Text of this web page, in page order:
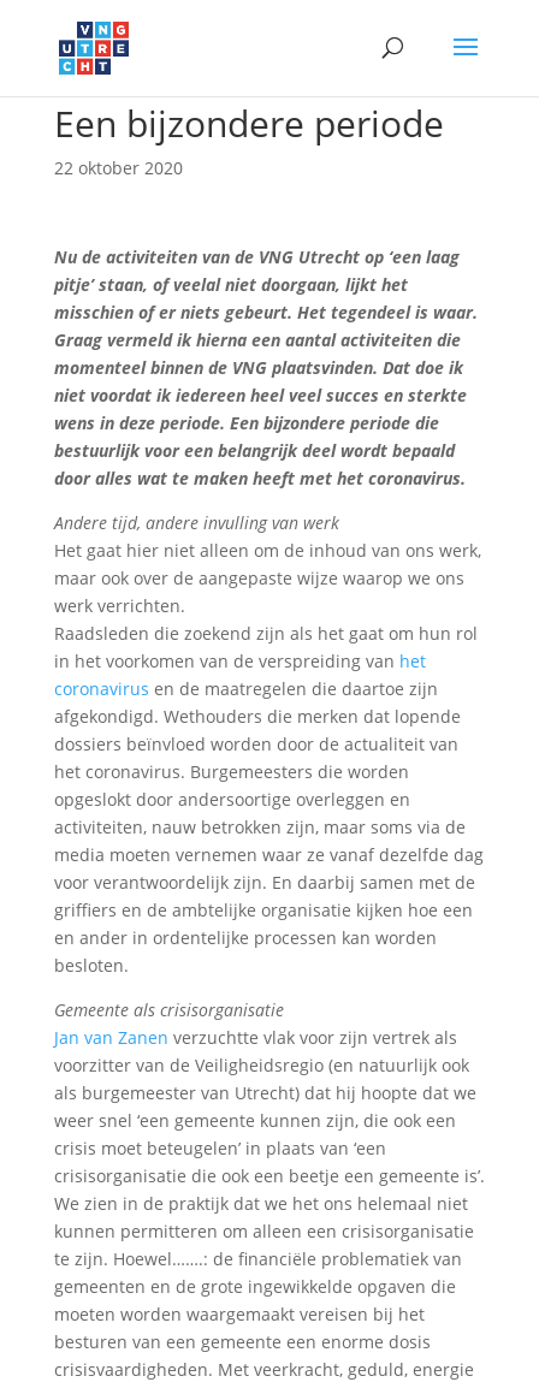
Een bijzondere periode
22 oktober 2020
Nu de activiteiten van de VNG Utrecht op ‘een laag
pitje’ staan, of veelal niet doorgaan, lijkt het
misschien of er niets gebeurt. Het tegendeel is waar.
Graag vermeld ik hierna een aantal activiteiten die
momenteel binnen de VNG plaatsvinden. Dat doe ik
niet voordat ik iedereen heel veel succes en sterkte
wens in deze periode. Een bijzondere periode die
bestuurlijk voor een belangrijk deel wordt bepaald
door alles wat te maken heeft met het coronavirus.
Andere tijd, andere invulling van werk
Het gaat hier niet alleen om de inhoud van ons werk,
maar ook over de aangepaste wijze waarop we ons
werk verrichten.
Raadsleden die zoekend zijn als het gaat om hun rol
in het voorkomen van de verspreiding van het
coronavirus en de maatregelen die daartoe zijn
afgekondigd. Wethouders die merken dat lopende
dossiers beïnvloed worden door de actualiteit van
het coronavirus. Burgemeesters die worden
opgeslokt door andersoortige overleggen en
activiteiten, nauw betrokken zijn, maar soms via de
media moeten vernemen waar ze vanaf dezelfde dag
voor verantwoordelijk zijn. En daarbij samen met de
griffiers en de ambtelijke organisatie kijken hoe een
en ander in ordentelijke processen kan worden
besloten.
Gemeente als crisisorganisatie
Jan van Zanen verzuchtte vlak voor zijn vertrek als
voorzitter van de Veiligheidsregio (en natuurlijk ook
als burgemeester van Utrecht) dat hij hoopte dat we
weer snel ‘een gemeente kunnen zijn, die ook een
crisis moet beteugelen’ in plaats van ‘een
crisisorganisatie die ook een beetje een gemeente is’.
We zien in de praktijk dat we het ons helemaal niet
kunnen permitteren om alleen een crisisorganisatie
te zijn. Hoewel…….: de financiële problematiek van
gemeenten en de grote ingewikkelde opgaven die
moeten worden waargemaakt vereisen bij het
besturen van een gemeente een enorme dosis
crisisvaardigheden. Met veerkracht, geduld, energie